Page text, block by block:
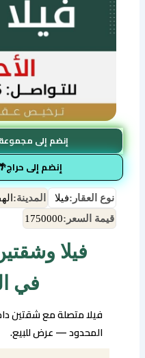
إنضم إلى
إنضم إلى
نوع العقار:فيلا المدينة:
قيمة السعر:1750000
فيلا
في
فيلا متصلة مع شقتين
المحدود — عرض للبيع.